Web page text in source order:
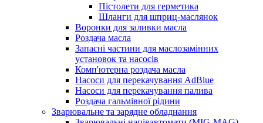
Пістолети для герметика
Шланги для шприц-маслянок
Воронки для заливки масла
Роздача масла
Запасні частини для маслозамінних
установок та насосів
Комп'ютерна роздача масла
Насоси для перекачування AdBlue
Насоси для перекачування палива
Роздача гальмівної рідини
Зварювальне та зарядне обладнання